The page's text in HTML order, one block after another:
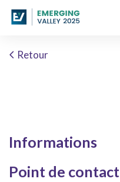
Retour
Informations
Point de contact